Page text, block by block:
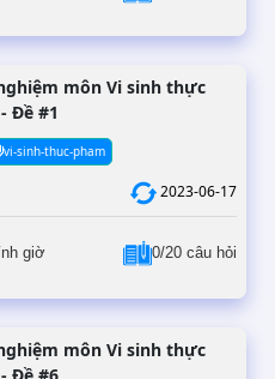
môn Vi sinh thực
Đề #1
vi-sinh-thuc-pham
2023-06-17
giờ 0/20 câu hỏi
môn Vi sinh thực